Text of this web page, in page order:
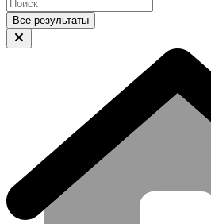
Все результаты